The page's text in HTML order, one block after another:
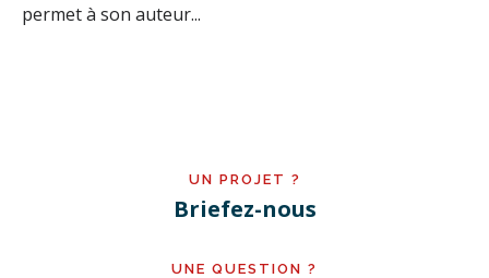
permet à son auteur...
UN PROJET ?
Briefez-nous
UNE QUESTION ?